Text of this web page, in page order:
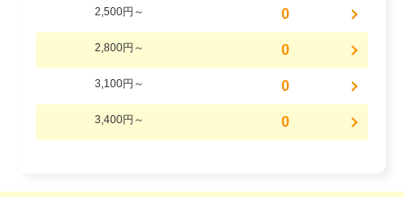
2,500円～ 0
2,800円～ 0
3,100円～ 0
3,400円～ 0